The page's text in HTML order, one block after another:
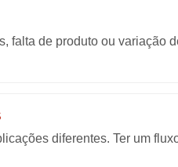
de embalagens
da produção para ganhar
pode